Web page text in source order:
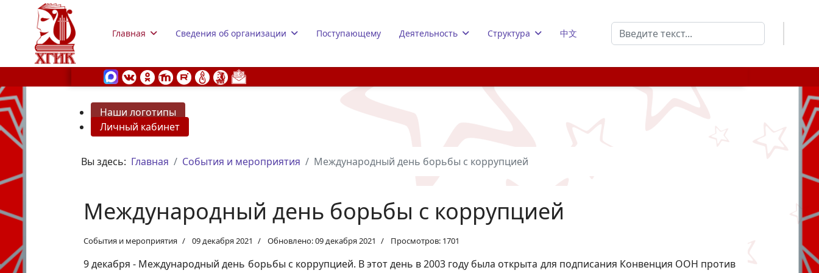
Главная Сведения об организации Поступающему Деятельность Структура 中文
Поиск
Наши логотипы
Личный кабинет
Вы здесь: Главная События и мероприятия Международный день борьбы с коррупцией
Международный день борьбы с коррупцией
События и мероприятия 09 декабря 2021 Обновлено: 09 декабря 2021 Просмотров: 1701
9 декабря - Международный день борьбы с коррупцией. В этот день в 2003 году была открыта для подписания Конвенция ООН против